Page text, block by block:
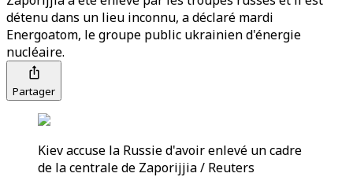
détenu dans un lieu inconnu, a déclaré mardi
Energoatom, le groupe public ukrainien d'énergie
nucléaire.
Partager
Kiev accuse la Russie d'avoir enlevé un cadre
de la centrale de Zaporijjia / Reuters